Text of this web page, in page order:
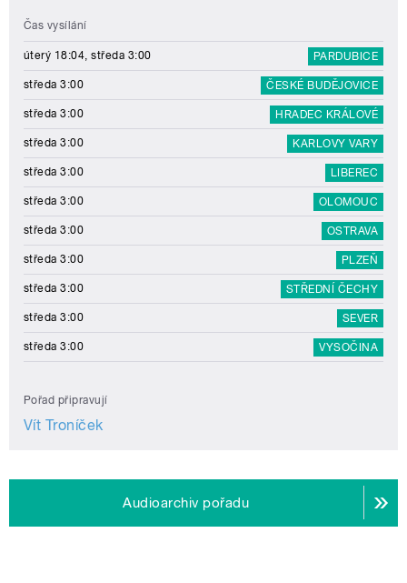
Čas vysílání
úterý 18:04, středa 3:00 PARDUBICE
středa 3:00 ČESKÉ BUDĚJOVICE
středa 3:00 HRADEC KRÁLOVÉ
středa 3:00 KARLOVY VARY
středa 3:00 LIBEREC
středa 3:00 OLOMOUC
středa 3:00 OSTRAVA
středa 3:00 PLZEŇ
středa 3:00 STŘEDNÍ ČECHY
středa 3:00 SEVER
středa 3:00 VYSOČINA
Pořad připravují
Vít Troníček
Audioarchiv pořadu